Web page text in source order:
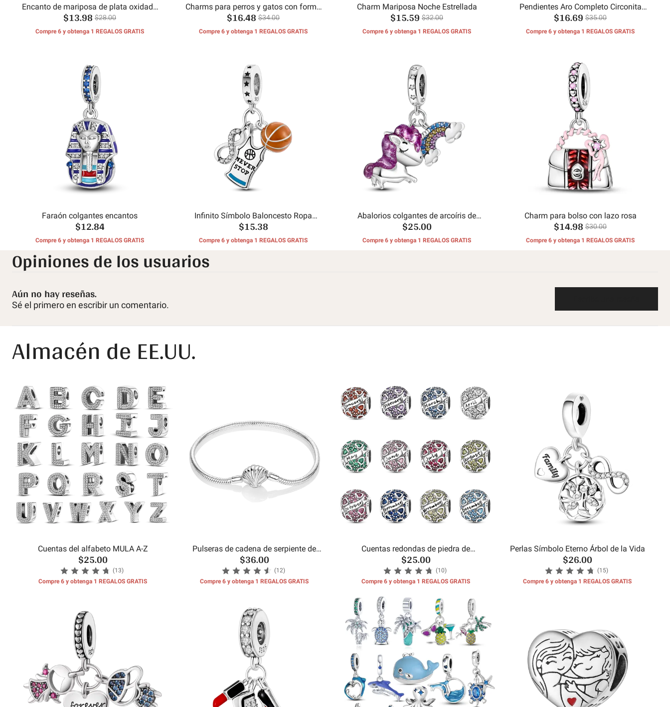
Encanto de mariposa de plata oxidada
vintage
$13.98 $28.00
Compre 6 y obtenga 1 REGALOS GRATIS
Charms para perros y gatos con forma
de estrella y luna
$16.48 $34.00
Compre 6 y obtenga 1 REGALOS GRATIS
Charm Mariposa Noche Estrellada
$15.59 $32.00
Compre 6 y obtenga 1 REGALOS GRATIS
Pendientes Aro Completo Circonita
Morado
$16.69 $35.00
Compre 6 y obtenga 1 REGALOS GRATIS
Faraón colgantes encantos
$12.84
Compre 6 y obtenga 1 REGALOS GRATIS
Infinito Símbolo Baloncesto Ropa
Encantos Cuentas
$15.38
Compre 6 y obtenga 1 REGALOS GRATIS
Abalorios colgantes de arcoíris de
unicornio
$25.00
Compre 6 y obtenga 1 REGALOS GRATIS
Charm para bolso con lazo rosa
$14.98 $30.00
Compre 6 y obtenga 1 REGALOS GRATIS
Opiniones de los usuarios
Aún no hay reseñas.
Sé el primero en escribir un comentario.
Almacén de EE.UU.
Cuentas del alfabeto MULA A-Z
$25.00
(13)
Compre 6 y obtenga 1 REGALOS GRATIS
Pulseras de cadena de serpiente de
concha de mar
$36.00
(12)
Compre 6 y obtenga 1 REGALOS GRATIS
Cuentas redondas de piedra de
cumpleaños del mes
$25.00
(10)
Compre 6 y obtenga 1 REGALOS GRATIS
Perlas Símbolo Eterno Árbol de la Vida
$26.00
(15)
Compre 6 y obtenga 1 REGALOS GRATIS